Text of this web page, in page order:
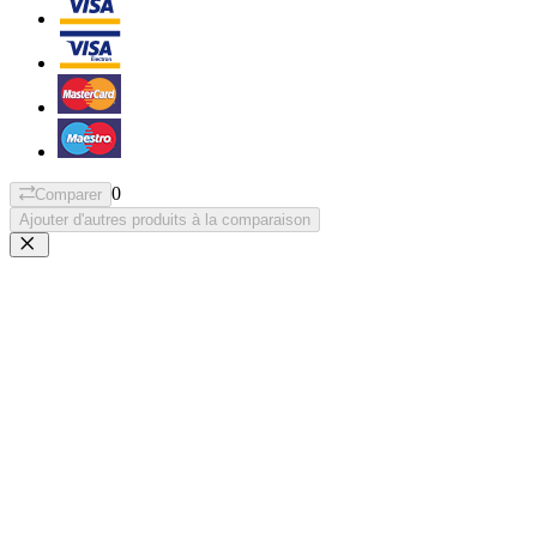
Comparer 0
Ajouter d'autres produits à la comparaison